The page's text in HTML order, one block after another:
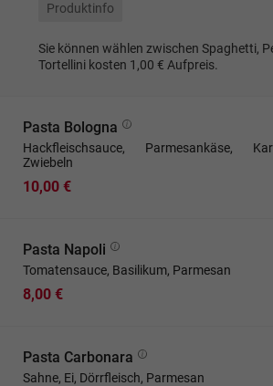
Produktinfo
Sie können wählen zwischen Spaghetti,
Tortellini kosten 1,00 € Aufpreis.
Pasta Bologna
Hackfleischsauce, Parmesankäse,
Zwiebeln
10,00 €
Pasta Napoli
Tomatensauce, Basilikum, Parmesan
8,00 €
Pasta Carbonara
Sahne, Ei, Dörrfleisch, Parmesan